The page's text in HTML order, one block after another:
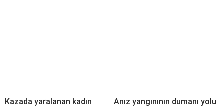
Kazada yaralanan kadın
Anız yangınının dumanı yolu